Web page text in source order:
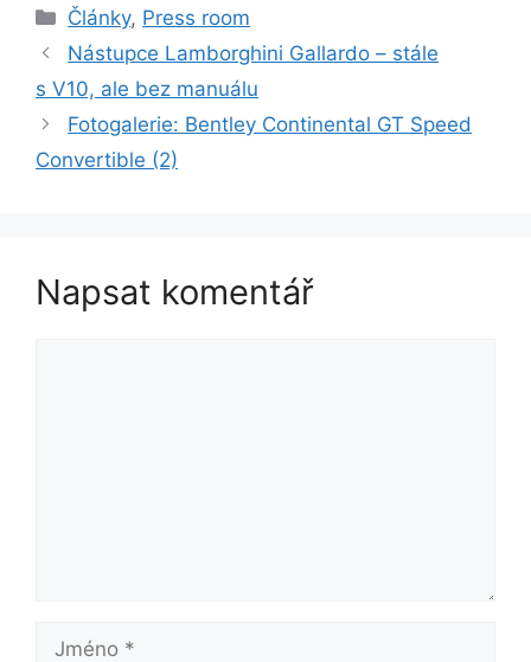
Rubriky
Články, Press room
Nástupce Lamborghini Gallardo – stále
s V10, ale bez manuálu
Fotogalerie: Bentley Continental GT Speed
Convertible (2)
Napsat komentář
Jméno